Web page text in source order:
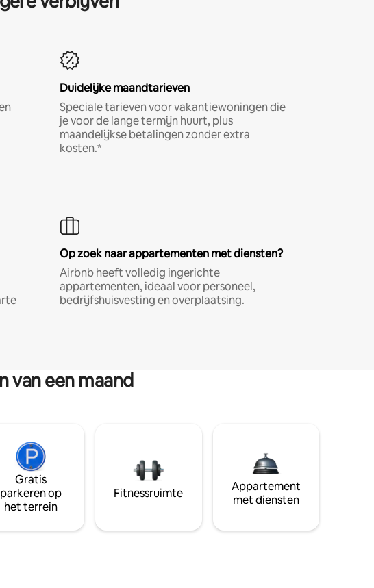
Duidelijke maandtarieven
Speciale tarieven voor vakantiewoningen die
je voor de lange termijn huurt, plus
maandelijkse betalingen zonder extra
kosten.*
Op zoek naar appartementen met diensten?
Airbnb heeft volledig ingerichte
appartementen, ideaal voor personeel,
bedrijfshuisvesting en overplaatsing.
van een maand
Gratis
parkeren op
het terrein
Fitnessruimte
Appartement
met diensten